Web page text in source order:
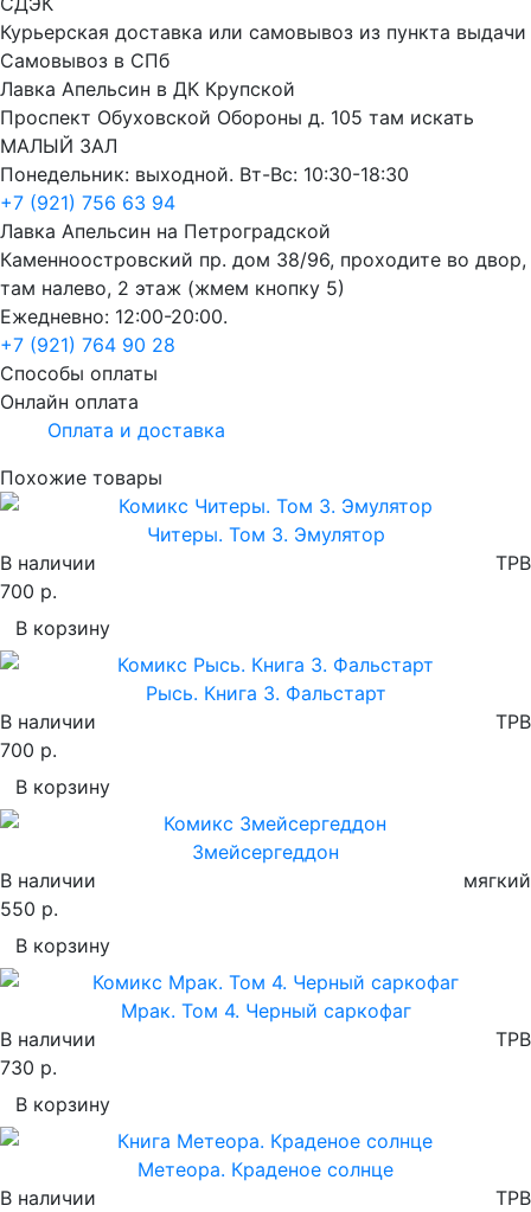
Курьерская доставка или самовывоз из пункта выдачи
Самовывоз в СПб
Лавка Апельсин в ДК Крупской
Проспект Обуховской Обороны д. 105 там искать
МАЛЫЙ ЗАЛ
Понедельник: выходной. Вт-Вс: 10:30-18:30
+7 (921) 756 63 94
Лавка Апельсин на Петроградской
Каменноостровский пр. дом 38/96, проходите во двор,
там налево, 2 этаж (жмем кнопку 5)
Ежедневно: 12:00-20:00.
+7 (921) 764 90 28
Способы оплаты
Онлайн оплата
Оплата и доставка
Похожие товары
Читеры. Том 3. Эмулятор
В наличии
TPB
700 р.
В корзину
Рысь. Книга 3. Фальстарт
В наличии
TPB
700 р.
В корзину
Змейсергеддон
В наличии
мягкий
550 р.
В корзину
Мрак. Том 4. Черный саркофаг
В наличии
TPB
730 р.
В корзину
Метеора. Краденое солнце
В наличии
TPB